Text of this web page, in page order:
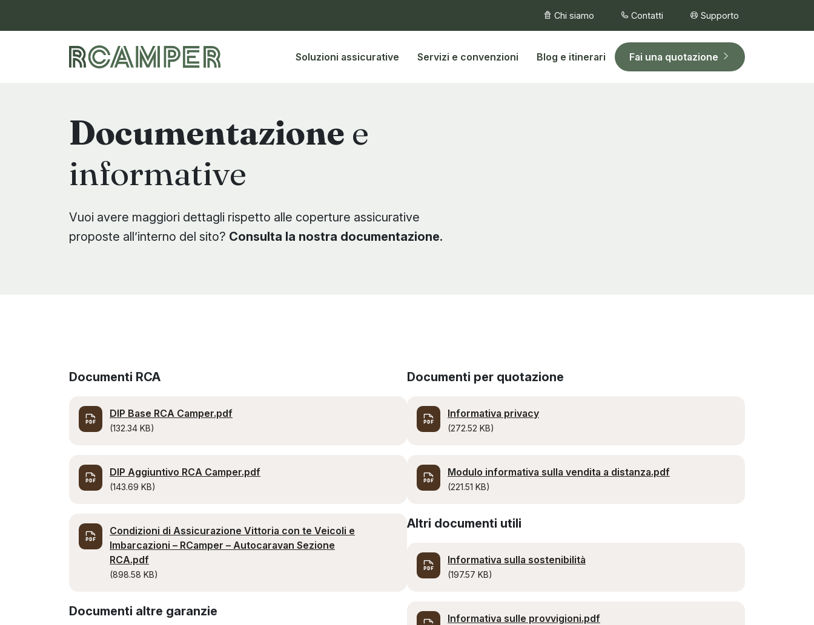
Chi siamo Contatti Supporto
Soluzioni assicurative Servizi e convenzioni Blog e itinerari Fai una quotazione
Documentazione e
informative
Vuoi avere maggiori dettagli rispetto alle coperture assicurative
proposte all’interno del sito? Consulta la nostra documentazione.
Documenti RCA
DIP Base RCA Camper.pdf
(132.34 KB)
DIP Aggiuntivo RCA Camper.pdf
(143.69 KB)
Condizioni di Assicurazione Vittoria con te Veicoli e
Imbarcazioni – RCamper – Autocaravan Sezione
RCA.pdf
(898.58 KB)
Documenti altre garanzie
Documenti per quotazione
Informativa privacy
(272.52 KB)
Modulo informativa sulla vendita a distanza.pdf
(221.51 KB)
Altri documenti utili
Informativa sulla sostenibilità
(197.57 KB)
Informativa sulle provvigioni.pdf